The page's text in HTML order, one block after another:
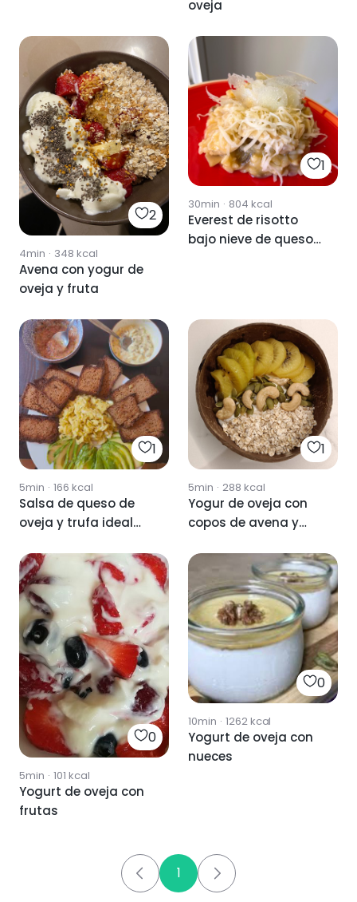
oveja
2
4min · 348 kcal
Avena con yogur de
oveja y fruta
1
30min · 804 kcal
Everest de risotto
bajo nieve de queso
1
5min · 166 kcal
Salsa de queso de
oveja y trufa ideal
1
5min · 288 kcal
Yogur de oveja con
copos de avena y
0
5min · 101 kcal
Yogurt de oveja con
frutas
0
10min · 1262kcal
Yogurt de oveja con
nueces
1